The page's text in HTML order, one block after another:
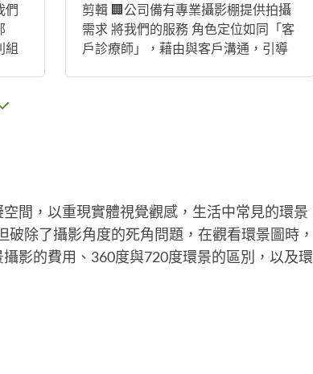
們
組
剪輯 🏢公司備有專業攝影棚提供拍攝
需求 將我們的服務 角色定位如同「客
戶診療師」，藉由與客戶溝通，引導
間，以重現實體視覺觀感，生活中常見的環景
除了攝影角度的死角問題，在觀看環景圖時，
影的費用、360度與720度環景的區別，以及環